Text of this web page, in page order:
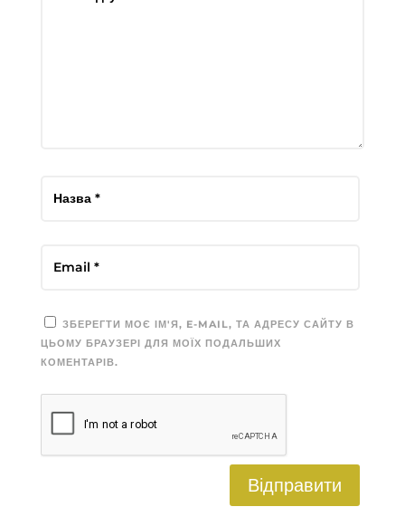
ЗБЕРЕГТИ МОЄ ІМ'Я, E-MAIL, ТА АДРЕСУ САЙТУ В
ЦЬОМУ БРАУЗЕРІ ДЛЯ МОЇХ ПОДАЛЬШИХ
КОМЕНТАРІВ.
Відправити